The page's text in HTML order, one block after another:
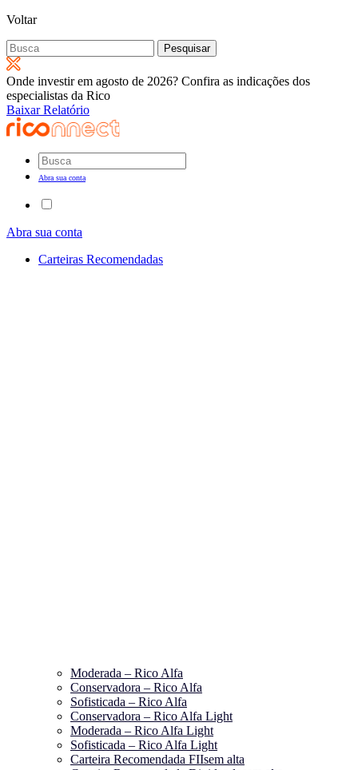
Voltar
Pesquisar
por:
Onde investir em agosto de 2026? Confira as indicações dos
especialistas da Rico
Baixar Relatório
Abra sua conta
Abra sua conta
Carteiras Recomendadas
Moderada – Rico Alfa
Conservadora – Rico Alfa
Sofisticada – Rico Alfa
Conservadora – Rico Alfa Light
Moderada – Rico Alfa Light
Sofisticada – Rico Alfa Light
Carteira Recomendada FIIsem alta